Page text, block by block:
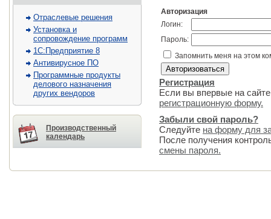
Отраслевые решения
Установка и
сопровождение программ
1С:Предприятие 8
Антивирусное ПО
Программные продукты
делового назначения
других вендоров
Производственный
календарь
Авторизация
Логин:
Пароль:
Запомнить меня на этом
Регистрация
Если вы впервые на
регистрационную форму.
Забыли свой пароль?
Следуйте на форму для
После получения
смены пароля.